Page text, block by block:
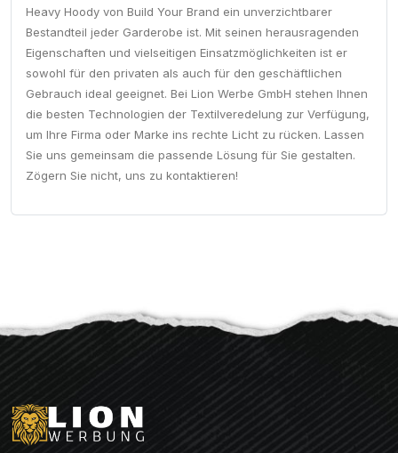
Heavy Hoody von Build Your Brand ein unverzichtbarer
Bestandteil jeder Garderobe ist. Mit seinen herausragenden
Eigenschaften und vielseitigen Einsatzmöglichkeiten ist er
sowohl für den privaten als auch für den geschäftlichen
Gebrauch ideal geeignet. Bei Lion Werbe GmbH stehen Ihnen
die besten Technologien der Textilveredelung zur Verfügung,
um Ihre Firma oder Marke ins rechte Licht zu rücken. Lassen
Sie uns gemeinsam die passende Lösung für Sie gestalten.
Zögern Sie nicht, uns zu kontaktieren!